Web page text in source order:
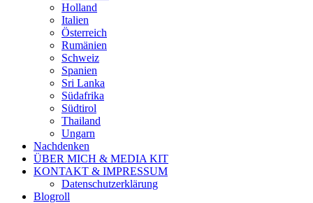
Holland
Italien
Österreich
Rumänien
Schweiz
Spanien
Sri Lanka
Südafrika
Südtirol
Thailand
Ungarn
Nachdenken
ÜBER MICH & MEDIA KIT
KONTAKT & IMPRESSUM
Datenschutzerklärung
Blogroll